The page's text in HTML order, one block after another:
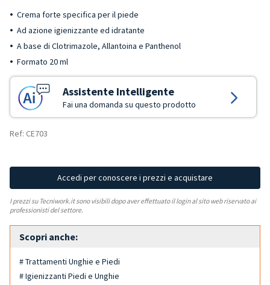
Crema forte specifica per il piede
Ad azione igienizzante ed idratante
A base di Clotrimazole, Allantoina e Panthenol
Formato 20 ml
Assistente Intelligente
Fai una domanda su questo prodotto
Ref: CE703
Accedi per conoscere i prezzi e acquistare
I prezzi su Tecniwork.it sono visibili dopo aver effettuato il login al sito web riservato ai
professionisti del settore.
Scopri anche:
# Trattamenti Unghie e Piedi
# Igienizzanti Piedi e Unghie